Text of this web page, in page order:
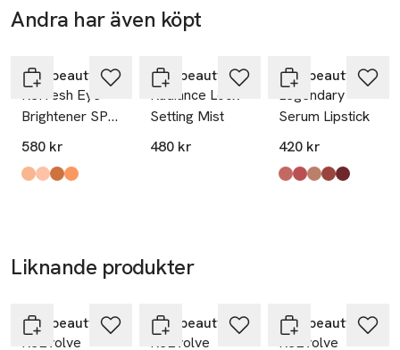
Andra har även köpt
rms beauty
ReFresh Eye
Brightener SPF
30
580 kr
Produkten finns i färgerna:
Cherish,
Adore,
Swoon,
Hush,
rms beauty
Radiance Lock
Setting Mist
480 kr
rms beauty
Legendary
Serum Lipstick
420 kr
Produkten finns i
Mae,
Eve,
Jayne,
Naomi,
Pamela,
Liknande produkter
rms beauty
ReEvolve
rms beauty
ReEvolve
rms beauty
ReEvolve